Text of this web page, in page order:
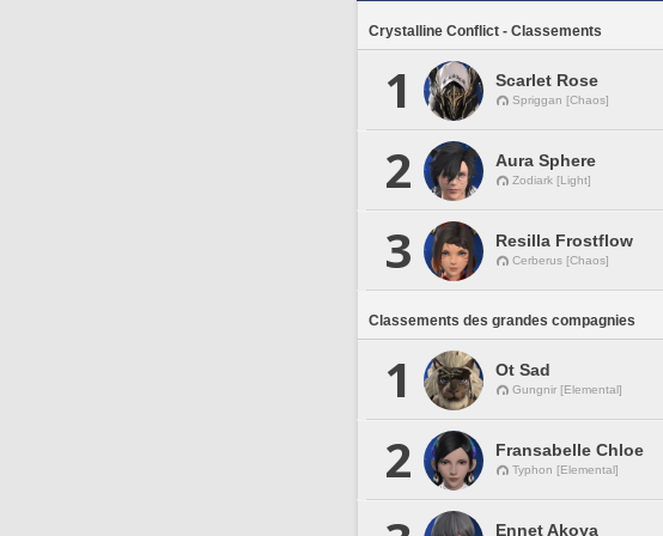
Crystalline Conflict - Classements
1 Scarlet Rose
Spriggan [Chaos]
2 Aura Sphere
Zodiark [Light]
3 Resilla Frostflow
Cerberus [Chaos]
Classements des grandes compagnies
1 Ot Sad
Gungnir [Elemental]
2 Fransabelle Chloe
Typhon [Elemental]
Ennet Akoya